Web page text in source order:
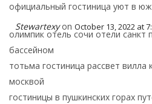
официальный гостиница уют в
Stewartexy on October 13, 2022 at
олимпик отель сочи отели санкт
бассейном
тотьма гостиница рассвет вилла
москвой
гостиницы в пушкинских горах